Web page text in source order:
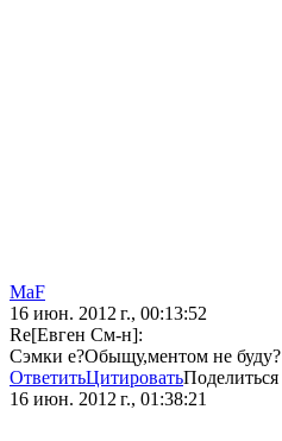
MaF
16 июн. 2012 г., 00:13:52
Re[Евген См-н]:
Сэмки е?Обыщу,ментом не буду?
ОтветитьЦитироватьПоделиться
16 июн. 2012 г., 01:38:21